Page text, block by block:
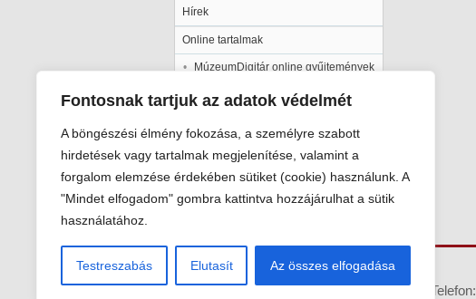
Fontosnak tartjuk az adatok védelmét
A böngészési élmény fokozása, a személyre szabott
hirdetések vagy tartalmak megjelenítése, valamint a
forgalom elemzése érdekében sütiket (cookie) használunk. A
"Mindet elfogadom" gombra kattintva hozzájárulhat a sütik
használatához.
Testreszabás Elutasít Az összes elfogadása
Hírek
Online tartalmak
MúzeumDigitár online gyűjtemények
Kalocsai Települési Értéktár
Múzeumpedagógia
Pályázatok
Galéria
Viski Károly Múzeum Kalocsa
6300 Kalocsa, Szent István király út 25. · Telefon: